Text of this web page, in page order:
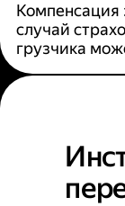
Компенсация
случай
грузчика